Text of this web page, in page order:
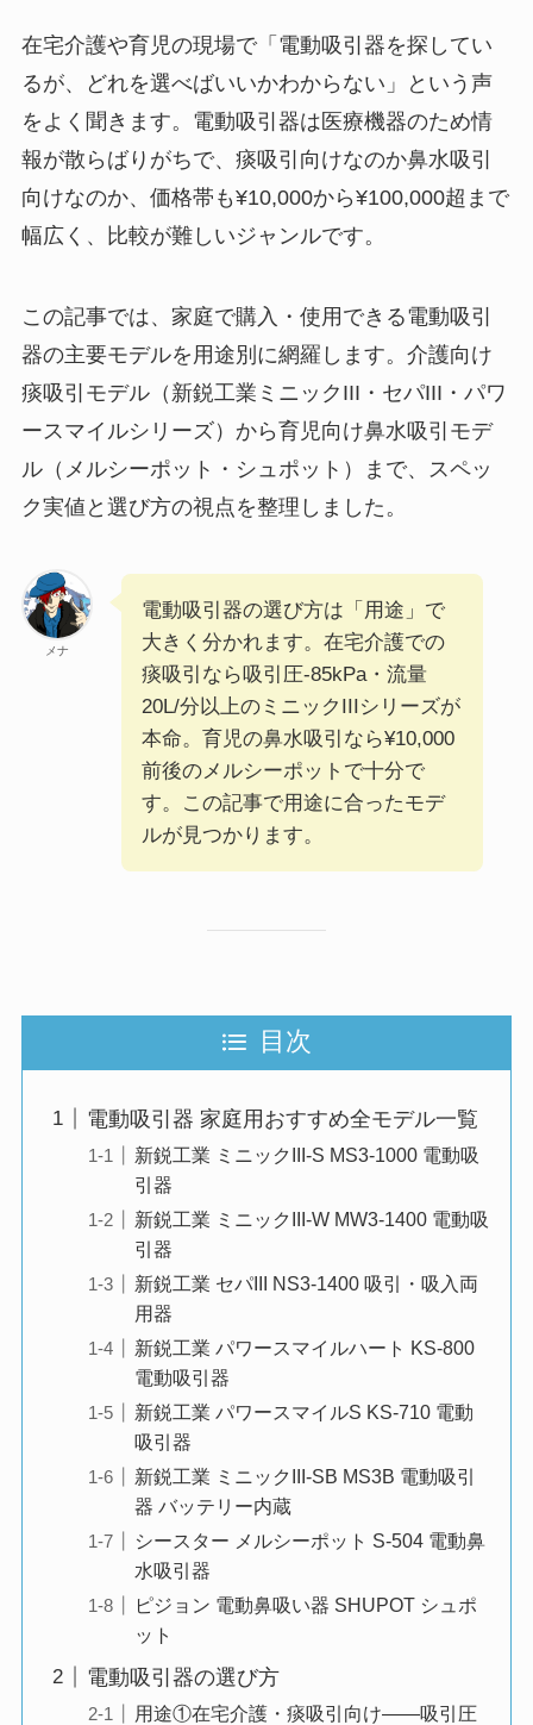
在宅介護や育児の現場で「電動吸引器を探してい
るが、どれを選べばいいかわからない」という声
をよく聞きます。電動吸引器は医療機器のため情
報が散らばりがちで、痰吸引向けなのか鼻水吸引
向けなのか、価格帯も¥10,000から¥100,000超まで
幅広く、比較が難しいジャンルです。
この記事では、家庭で購入・使用できる電動吸引
器の主要モデルを用途別に網羅します。介護向け
痰吸引モデル（新鋭工業ミニックIII・セパIII・パワ
ースマイルシリーズ）から育児向け鼻水吸引モデ
ル（メルシーポット・シュポット）まで、スペッ
ク実値と選び方の視点を整理しました。
メナ
電動吸引器の選び方は「用途」で
大きく分かれます。在宅介護での
痰吸引なら吸引圧-85kPa・流量
20L/分以上のミニックIIIシリーズが
本命。育児の鼻水吸引なら¥10,000
前後のメルシーポットで十分で
す。この記事で用途に合ったモデ
ルが見つかります。
目次
電動吸引器 家庭用おすすめ全モデル一覧
新鋭工業 ミニックIII-S MS3-1000 電動吸
引器
新鋭工業 ミニックIII-W MW3-1400 電動吸
引器
新鋭工業 セパIII NS3-1400 吸引・吸入両
用器
新鋭工業 パワースマイルハート KS-800
電動吸引器
新鋭工業 パワースマイルS KS-710 電動
吸引器
新鋭工業 ミニックIII-SB MS3B 電動吸引
器 バッテリー内蔵
シースター メルシーポット S-504 電動鼻
水吸引器
ピジョン 電動鼻吸い器 SHUPOT シュポ
ット
電動吸引器の選び方
用途①在宅介護・痰吸引向け——吸引圧